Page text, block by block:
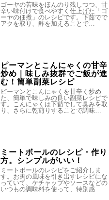
ゴーヤの苦味をほんのり残しつつ、甘
辛い味付けで食べやすく仕上げた「ゴ
ーヤの佃煮」のレシピです。下茹でで
アクを取り、酢を加えることで…
ピーマンとこんにゃくの甘辛
炒め｜味しみ抜群でご飯が進
む！簡単副菜レシピ
ピーマンとこんにゃくを甘辛く炒め
た、簡単で味しみの良い副菜レシピで
す。こんにゃくは下茹でして臭みを取
り、さらに乾煎りすることで調味…
ミートボールのレシピ・作り
方。シンプルがいい！
ミートボールのレシピをご紹介しま
す。お肉の風味を引き出すレシピにな
っていて、ケチャップやソースなどの
いつもの調味料を使って、特別感…